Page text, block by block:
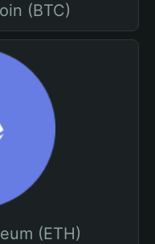
(BTC)
(ETH)